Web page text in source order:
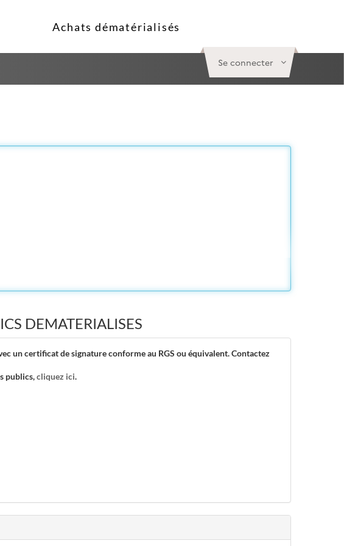
Se connecter
DEMATERIALISES
un certificat de signature conforme au RGS ou équivalent. Contactez
publics,cliquez ici.